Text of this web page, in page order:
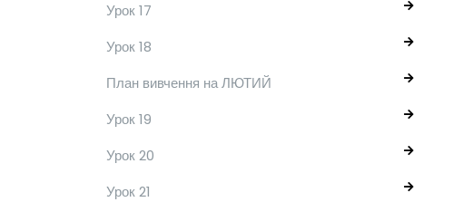
Урок 17
Урок 18
План вивчення на ЛЮТИЙ
Урок 19
Урок 20
Урок 21